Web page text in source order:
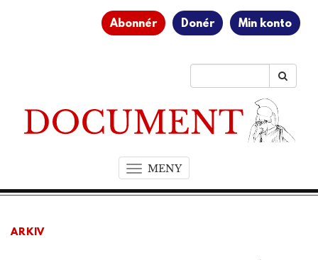
Abonnér Donér Min konto
MENYT
o
ARKIV